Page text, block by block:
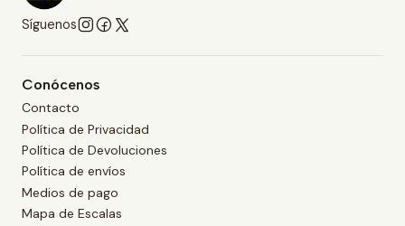
Síguenos
Conócenos
Contacto
Política de Privacidad
Política de Devoluciones
Política de envíos
Medios de pago
Mapa de Escalas